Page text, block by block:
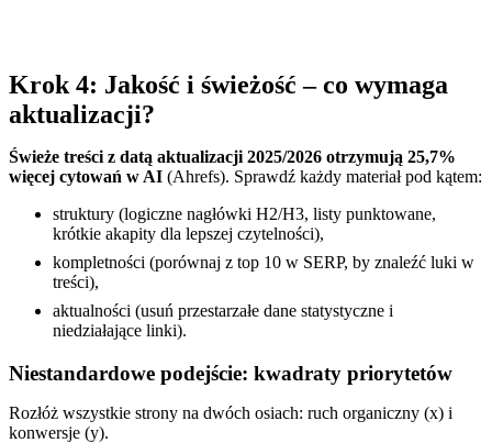
Krok 4: Jakość i świeżość – co wymaga
aktualizacji?
Świeże treści z datą aktualizacji 2025/2026 otrzymują 25,7%
więcej cytowań w AI (Ahrefs). Sprawdź każdy materiał pod kątem:
struktury (logiczne nagłówki H2/H3, listy punktowane,
krótkie akapity dla lepszej czytelności),
kompletności (porównaj z top 10 w SERP, by znaleźć luki w
treści),
aktualności (usuń przestarzałe dane statystyczne i
niedziałające linki).
Niestandardowe podejście: kwadraty priorytetów
Rozłóż wszystkie strony na dwóch osiach: ruch organiczny (x) i
konwersje (y).